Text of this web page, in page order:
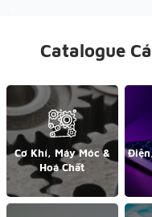
Catalogue
Cơ Khí, Máy Móc &
Hoá Chất